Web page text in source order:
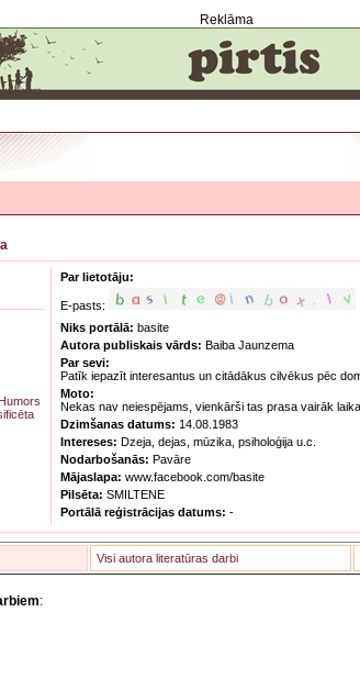
Reklāma
Humors
Par lietotāju:
E-pasts:
Niks portālā: basite
Autora publiskais vārds: Baiba Jaunzema
Par sevi:
Patīk iepazīt interesantus un citādākus cilvēkus pēc
Moto:
Nekas nav neiespējams, vienkārši tas prasa vairāk
Dzimšanas datums: 14.08.1983
Intereses: Dzeja, dejas, mūzika, psiholoģija u.c.
Nodarbošanās: Pavāre
Mājaslapa: www.facebook.com/basite
Pilsēta: SMILTENE
Portālā reģistrācijas datums: -
Visi autora literatūras darbi
: